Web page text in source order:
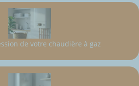
de votre chaudière à gaz